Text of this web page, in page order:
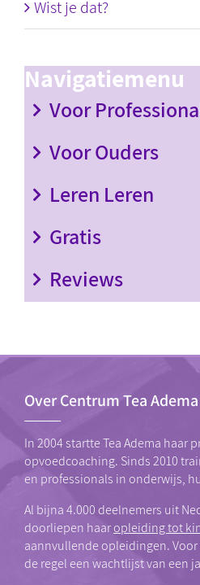
Wist je dat?
Navigatiemenu
Voor
Voor Ouders
Leren Leren
Gratis
Reviews
Over Centrum Tea Adema
In 2004 startte Tea Adema haar
opvoedcoaching. Sinds 2010
en professionals in onderwijs,
Al bijna 4.000 deelnemers uit
doorliepen haaropleiding tot
aannvullende opleidingen.
de regel een wachtlijst van een